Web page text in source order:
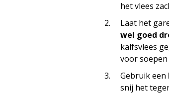
het vlees
Laat het
wel goed
kalfsvlees
voor
Gebruik een
snij het